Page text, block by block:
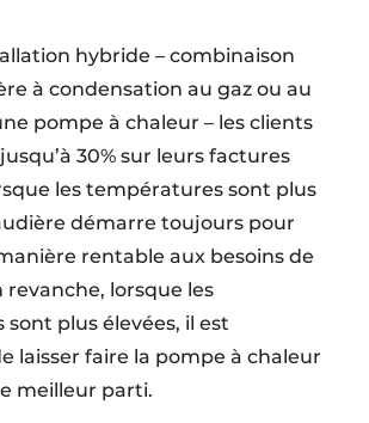
hybride – combinaison
à condensation au gaz ou au
pompe à chaleur – les clients
30% sur leurs factures
les températures sont plus
démarre toujours pour
rentable aux besoins de
revanche, lorsque les
plus élevées, il est
laisser faire la pompe à chaleur
meilleur parti.